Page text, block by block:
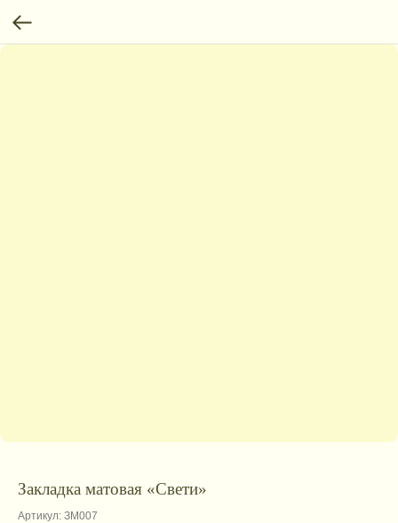
Закладка матовая «Свети»
Артикул: ЗМ007